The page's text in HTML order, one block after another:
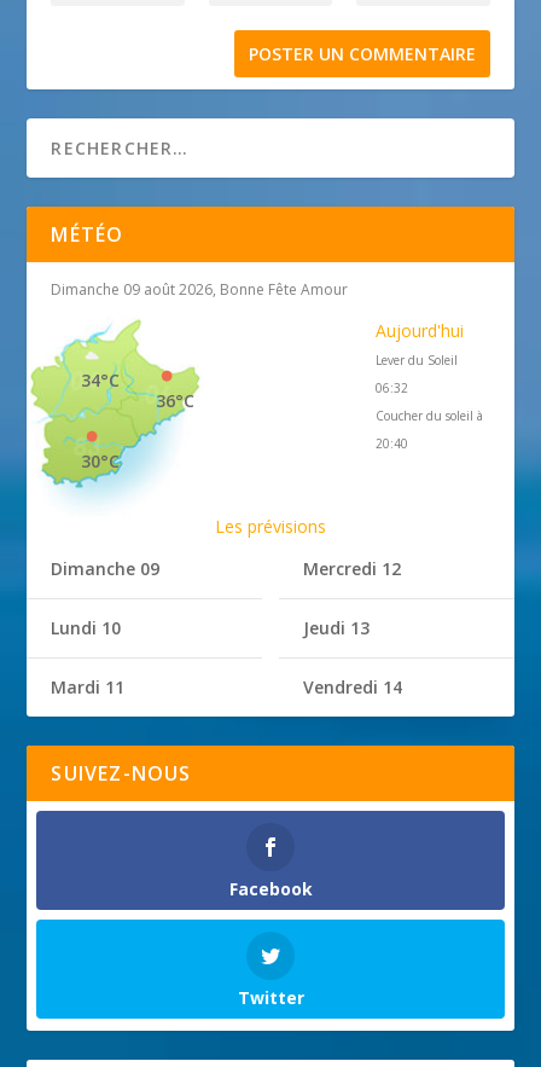
MÉTÉO
Dimanche 09 août 2026, Bonne Fête Amour
36°C
34°C
30°C
Aujourd'hui
Lever du Soleil
06:32
Coucher du soleil à
20:40
Les prévisions
Dimanche 09
Lundi 10
Mardi 11
Mercredi 12
Jeudi 13
Vendredi 14
SUIVEZ-NOUS
Facebook
Twitter